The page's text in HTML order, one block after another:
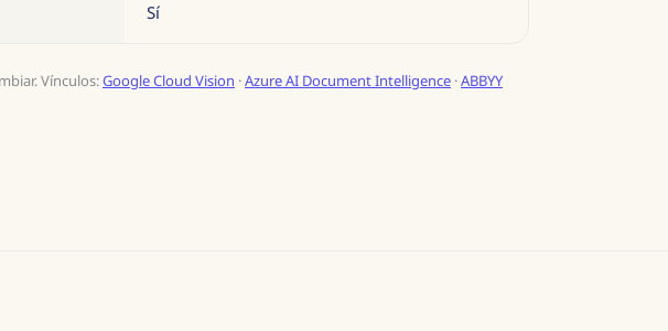
Sí
Vínculos:Google Cloud Vision ·Azure AI Document Intelligence ·ABBYY